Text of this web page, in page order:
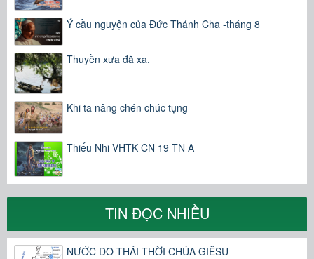
Ý cầu nguyện của Đức Thánh Cha -tháng 8
Thuyền xưa đã xa.
Khi ta nâng chén chúc tụng
Thiếu Nhi VHTK CN 19 TN A
TIN ĐỌC NHIỀU
NƯỚC DO THÁI THỜI CHÚA GIÊSU